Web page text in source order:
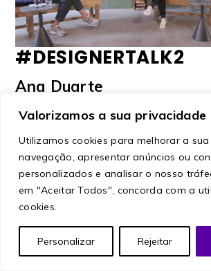
Valorizamos a sua privacidade
Utilizamos cookies para melhorar a
navegação, apresentar anúncios ou
personalizados e analisar o nosso
em "Aceitar Todos", concorda com a
cookies.
Personalizar Rejeitar
#DESIGNERTALK2
Ana Duarte
Moderação: Mauro
Abr 17 - 16:30
+ ADICIONAR AO CALENDÁRIO